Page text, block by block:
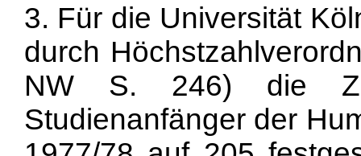
3. Für die Universität
durch
NW S. 246) die
Studienanfänger der